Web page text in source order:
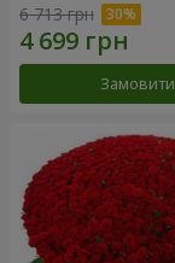
6 713 грн
Замовити